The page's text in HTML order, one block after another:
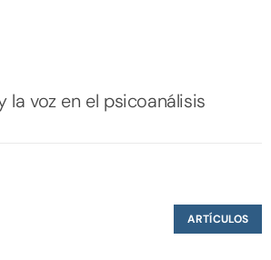
la voz en el psicoanálisis
ARTÍCULOS